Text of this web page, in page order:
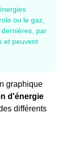
graphique
d'énergie
différents